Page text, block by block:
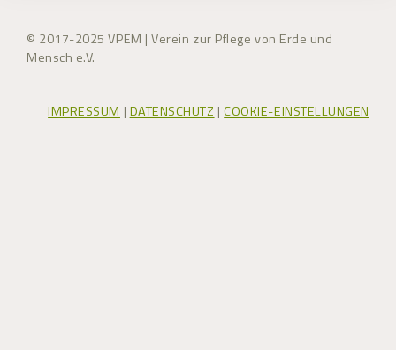
© 2017-2025 VPEM | Verein zur Pflege von Erde und
Mensch e.V.
IMPRESSUM | DATENSCHUTZ |COOKIE-EINSTELLUNGEN